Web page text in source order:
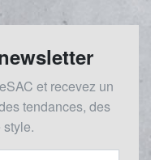
et recevez un
tendances, des